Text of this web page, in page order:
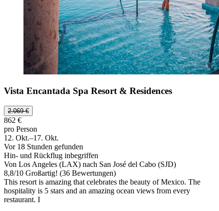
Vista Encantada Spa Resort & Residences
2.069 €
862 €
pro Person
12. Okt.–17. Okt.
Vor 18 Stunden gefunden
Hin- und Rückflug inbegriffen
Von Los Angeles (LAX) nach San José del Cabo (SJD)
8,8/10 Großartig! (36 Bewertungen)
This resort is amazing that celebrates the beauty of Mexico. The
hospitality is 5 stars and an amazing ocean views from every
restaurant. I